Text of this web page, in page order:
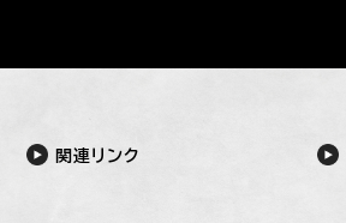
関連リンク